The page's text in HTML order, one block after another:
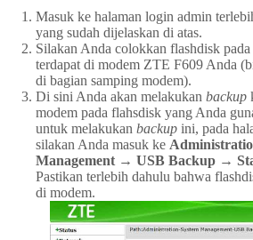
Masuk ke halaman login admin
yang sudah dijelaskan di atas.
Silakan Anda colokkan flashdisk
terdapat di modem ZTE F609 Anda
di bagian samping modem).
Di sini Anda akan melakukan backup
modem pada flahsdisk yang Anda
untuk melakukan backup ini, pada
silakan Anda masuk ke
Management → USB Backup →
Pastikan terlebih dahulu bahwa
di modem.